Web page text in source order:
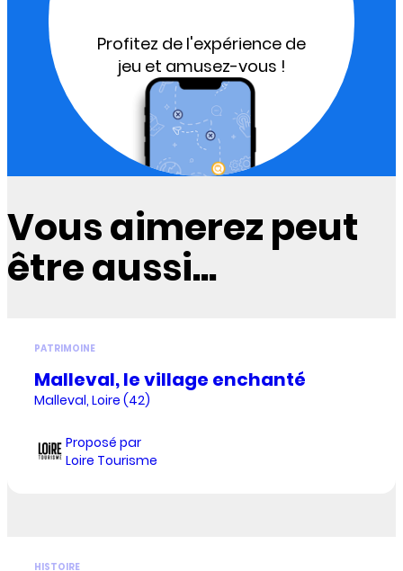
Profitez de l'expérience de
jeu et amusez-vous !
Vous aimerez peut
être aussi...
PATRIMOINE
Malleval, le village enchanté
Malleval, Loire (42)
Proposé par
Loire Tourisme
HISTOIRE